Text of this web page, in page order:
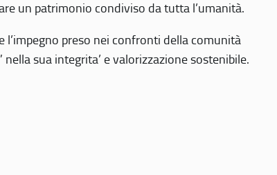
un patrimonio condiviso da tutta l’umanità.
preso nei confronti della comunità
sua integrita’ e valorizzazione sostenibile.